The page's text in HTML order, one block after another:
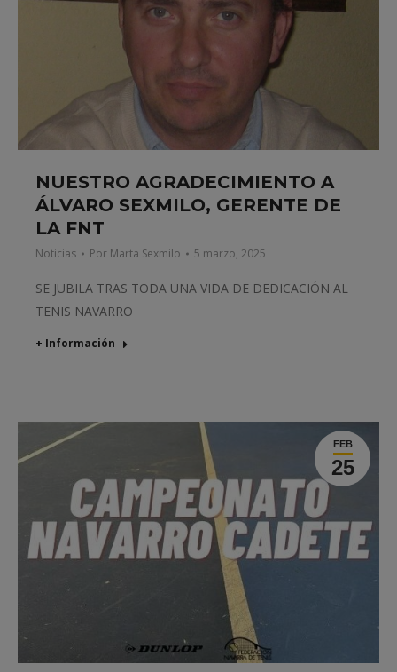
NUESTRO AGRADECIMIENTO A
ÁLVARO SEXMILO, GERENTE DE
LA FNT
Noticias Por Marta Sexmilo 5 marzo, 2025
SE JUBILA TRAS TODA UNA VIDA DE DEDICACIÓN AL
TENIS NAVARRO
+ Información
FEB
25